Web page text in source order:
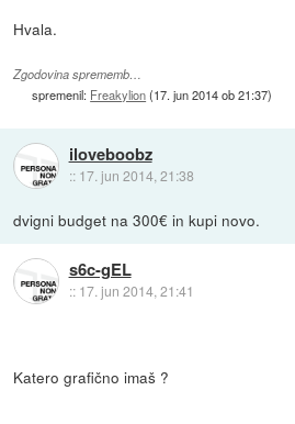
Hvala.
Zgodovina sprememb…
spremenil: Freakylion(17. jun 2014 ob 21:37)
iloveboobz
:: 17. jun 2014, 21:38
dvigni budget na 300€ in kupi novo.
s6c-gEL
:: 17. jun 2014, 21:41
Katero grafično imaš ?